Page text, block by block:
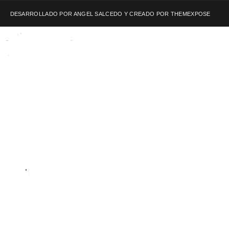
DESARROLLADO POR ANGEL SALCEDO Y CREADO POR THEMEXPOSE